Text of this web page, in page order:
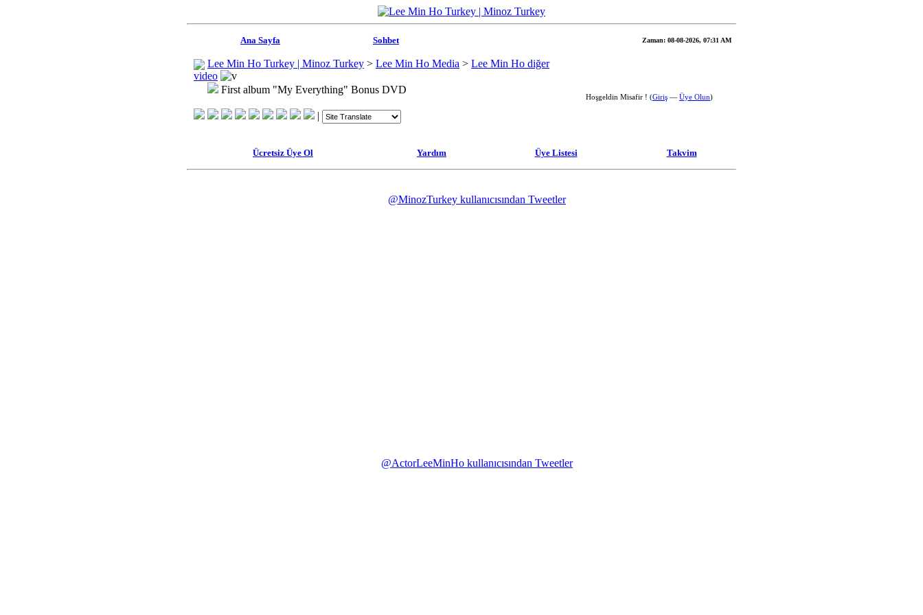
Ana Sayfa Sohbet Zaman: 08-08-2026, 07:31 AM
Lee Min Ho Turkey | Minoz Turkey > Lee Min Ho Media > Lee Min Ho diğer
video
First album "My Everything" Bonus DVD
|
Hoşgeldin Misafir ! (Giriş — Üye Olun)
Ücretsiz Üye Ol Yardım Üye Listesi Takvim
@MinozTurkey kullanıcısından Tweetler
@ActorLeeMinHo kullanıcısından Tweetler